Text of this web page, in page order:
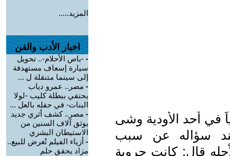
في أحد الأودية وشى
سؤاله عن سبب
قال: كانت حروبة
المزيد.....
اخبار الأدب والفن
- -باص الأحلام-.. تحويل
سيارة إسعاف مستهدفة
إلى سينما متنقلة ل ...
- مصر.. عمرو دياب
يحتفي ببطلة كليب -لولا
البنات- في حفله بالعل ...
- مصر.. كشف أثري جديد
يوثق آلاف السنين من
الاستيطان البشري
- أزياء الفيلم تُعرض للبيع..
مزاد يحقق حلم